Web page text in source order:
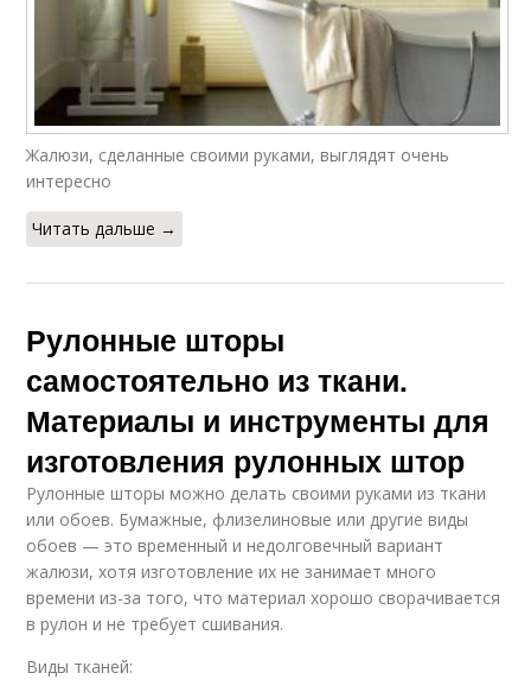
Жалюзи, сделанные своими руками, выглядят очень
интересно
Читать дальше →
Рулонные шторы
самостоятельно из ткани.
Материалы и инструменты для
изготовления рулонных штор
Рулонные шторы можно делать своими руками из ткани
или обоев. Бумажные, флизелиновые или другие виды
обоев — это временный и недолговечный вариант
жалюзи, хотя изготовление их не занимает много
времени из-за того, что материал хорошо сворачивается
в рулон и не требует сшивания.
Виды тканей: